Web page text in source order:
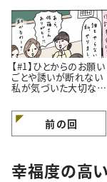
【#1】ひとからのお願い
ごとや誘いが断れない
私が気づいた大切なこ
前の回
幸福度の高